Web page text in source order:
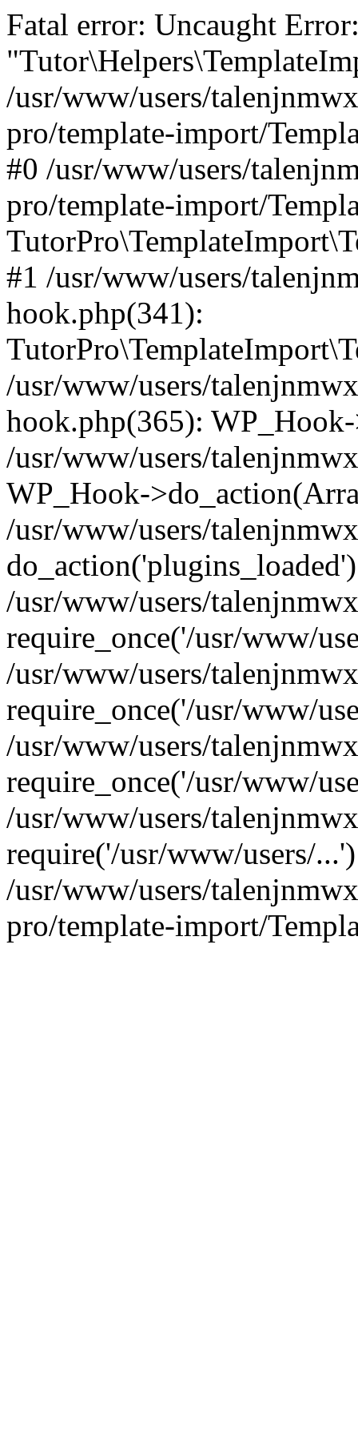
Fatal error: Uncaught
/usr/www/users/
pro/template-import/
#0 /usr/www/users/
pro/template-import/
#1 /usr/www/users/
hook.php(341):
/usr/www/users/
hook.php(365):
/usr/www/users/
WP_Hook-
/usr/www/users/
/usr/www/users/
require_once('/usr/www/
/usr/www/users/
require_once('/usr/www/
/usr/www/users/
require_once('/usr/www/
/usr/www/users/
require('/usr/www/users/
/usr/www/users/
pro/template-import/